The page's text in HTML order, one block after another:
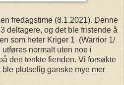
fredagstime (8.1.2021). Denne
deltagere, og det ble fristende å
som heter Kriger 1 (Warrior 1/
normalt uten noe i
den tenkte fienden. Vi forsøkte
ble plutselig ganske mye mer